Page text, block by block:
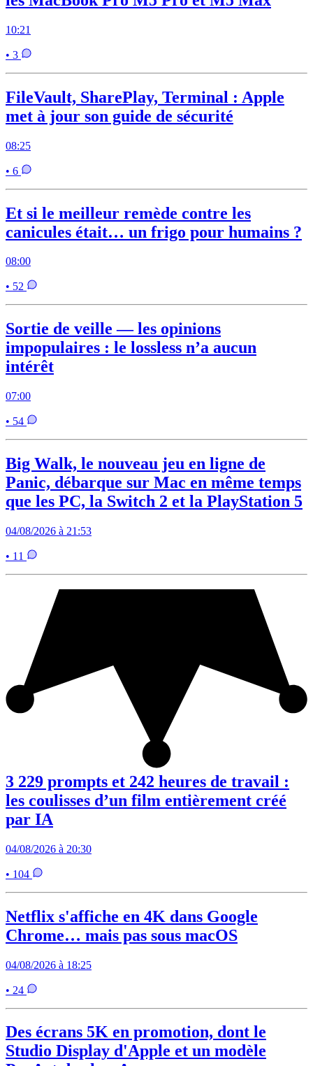
10:21
• 3
FileVault, SharePlay, Terminal : Apple
met à jour son guide de sécurité
08:25
• 6
Et si le meilleur remède contre les
canicules était… un frigo pour humains ?
08:00
• 52
Sortie de veille — les opinions
impopulaires : le lossless n’a aucun
intérêt
07:00
• 54
Big Walk, le nouveau jeu en ligne de
Panic, débarque sur Mac en même temps
que les PC, la Switch 2 et la PlayStation 5
04/08/2026 à 21:53
• 11
3 229 prompts et 242 heures de travail :
les coulisses d’un film entièrement créé
par IA
04/08/2026 à 20:30
• 104
Netflix s'affiche en 4K dans Google
Chrome… mais pas sous macOS
04/08/2026 à 18:25
• 24
Des écrans 5K en promotion, dont le
Studio Display d'Apple et un modèle